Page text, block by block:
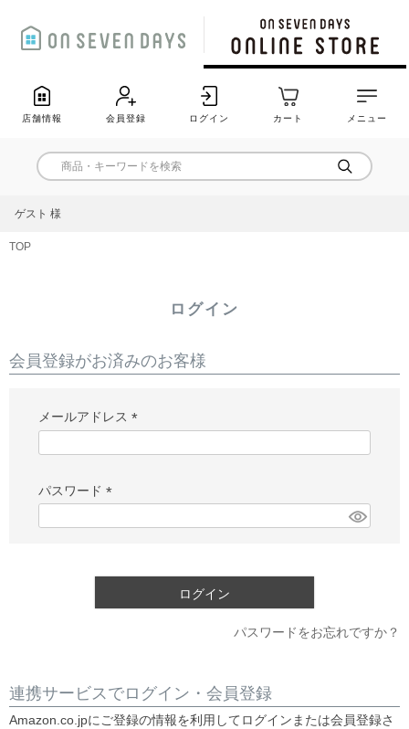
店舗情報 会員登録 ログイン カート メニュー
ゲスト 様
TOP
ログイン
会員登録がお済みのお客様
メールアドレス
(必
パスワード
(必
ログイン
パスワードをお忘れですか？
連携サービスでログイン・会員登録
Amazon.co.jpにご登録の情報を利用してログインまたは会員登録さ